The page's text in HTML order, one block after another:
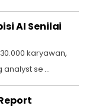
AI Senilai
karyawan,
se ...